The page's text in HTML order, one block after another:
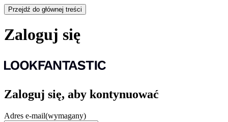
Przejdź do głównej treści
Zaloguj się
Zaloguj się, aby kontynuować
Adres e-mail(wymagany)